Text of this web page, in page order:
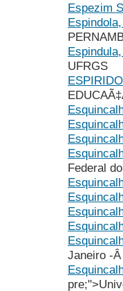
Espezim
UFRGS
Federal
Janeiro -